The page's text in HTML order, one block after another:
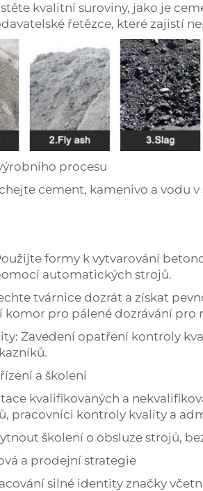
kvalitní suroviny, jako je
řetězce, které zajistí
procesu
cement, kamenivo a vodu
formy k vytvarování
automatických strojů.
tvárnice dozrát a získat
pro pálené dozrávání pro
Zavedení opatření kontroly
a školení
kvalifikovaných a
pracovníci kontroly kvality a
školení o obsluze strojů,
a prodejní strategie
silné identity značky